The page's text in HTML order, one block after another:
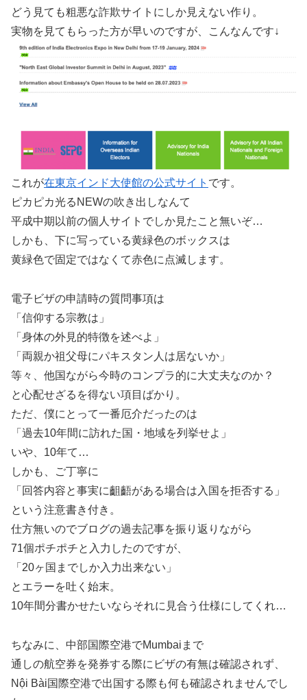
どう見ても粗悪な詐欺サイトにしか見えない作り。
実物を見てもらった方が早いのですが、こんなんです↓
これが在東京インド大使館の公式サイト です。
ピカピカ光るNEWの吹き出しなんて
平成中期以前の個人サイトでしか見たこと無いぞ…
しかも、下に写っている黄緑色のボックスは
黄緑色で固定ではなくて赤色に点滅します。
電子ビザの申請時の質問事項は
「信仰する宗教は」
「身体の外見的特徴を述べよ」
「両親か祖父母にパキスタン人は居ないか」
等々、他国ながら今時のコンプラ的に大丈夫なのか？
と心配せざるを得ない項目ばかり。
ただ、僕にとって一番厄介だったのは
「過去10年間に訪れた国・地域を列挙せよ」
いや、10年て…
しかも、ご丁寧に
「回答内容と事実に齟齬がある場合は入国を拒否する」
という注意書き付き。
仕方無いのでブログの過去記事を振り返りながら
71個ポチポチと入力したのですが、
「20ヶ国までしか入力出来ない」
とエラーを吐く始末。
10年間分書かせたいならそれに見合う仕様にしてくれ…
ちなみに、中部国際空港でMumbaiまで
通しの航空券を発券する際にビザの有無は確認されず、
Nội Bài国際空港で出国する際も何も確認されませんでし